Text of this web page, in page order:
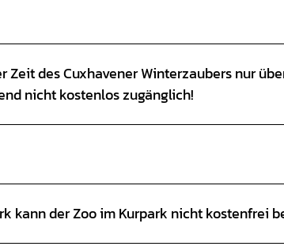
des Cuxhavener Winterzaubers nur
nicht kostenlos zugänglich!
kann der Zoo im Kurpark nicht kostenfrei